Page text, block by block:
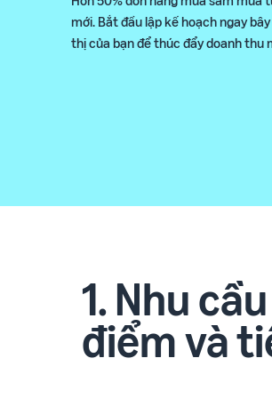
Tạo và tối ưu trang sản phẩm
Giải pháp chuỗi cung ứng
Chuẩn bị sớm, bứt phá doanh thu
Xem tất cả dịch vụ
Chia sẻ kiến thức và bí quyết bán
mới. Bắt đầu lập kế hoạch ngay
thị của bạn để thúc đẩy doanh
1. Nhu
điểm và